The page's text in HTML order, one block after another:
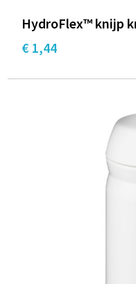
HydroFlex™ knijp
€ 1,44